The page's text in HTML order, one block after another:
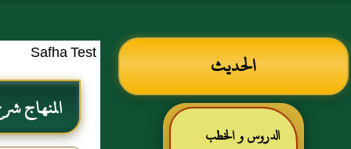
الحديث
الدروس و الخطب
Safha Test
المنهاج